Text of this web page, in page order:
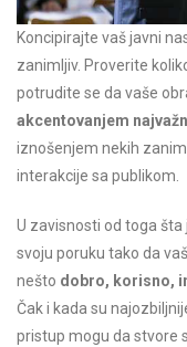
Koncipirajte vaš javni
zanimljiv. Proverite
potrudite se da vaše
akcentovanjem
iznošenjem nekih
interakcije sa publikom.
U zavisnosti od toga
svoju poruku tako da
nešto dobro, korisno,
Čak i kada su
pristup mogu da stvore